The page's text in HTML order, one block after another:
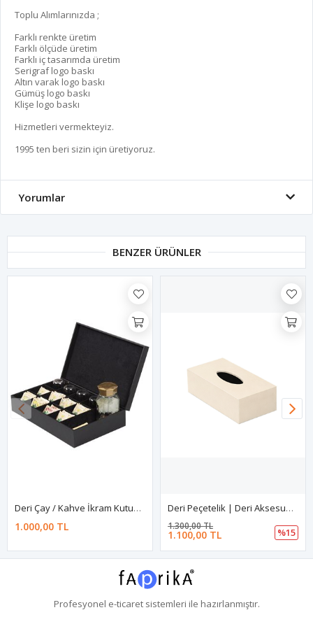
Toplu Alımlarınızda ;
Farklı renkte üretim
Farklı ölçüde üretim
Farklı iç tasarımda üretim
Serigraf logo baskı
Altın varak logo baskı
Gümüş logo baskı
Klişe logo baskı
Hizmetleri vermekteyiz.
1995 ten beri sizin için üretiyoruz.
Yorumlar
BENZER ÜRÜNLER
Deri Çay / Kahve İkram Kutusu | Çay Servis Tepsisi | Kahve Servis Kutusu | Çay İkram Kutusu | Otel Deri Aksesuarı | Çok Amaçlı Deri Kutu
1.000,00 TL
Deri Peçetelik | Deri Aksesuar | Deri Ofis Aksesuarı | Deri Ofis / Büro Aksesuarı | Deri Otel Aksesuarı | Deri Masa Aksesuarı
1.100,00 TL
1.300,00 TL
%15
Profesyonel e-ticaretsistemleri ile hazırlanmıştır.